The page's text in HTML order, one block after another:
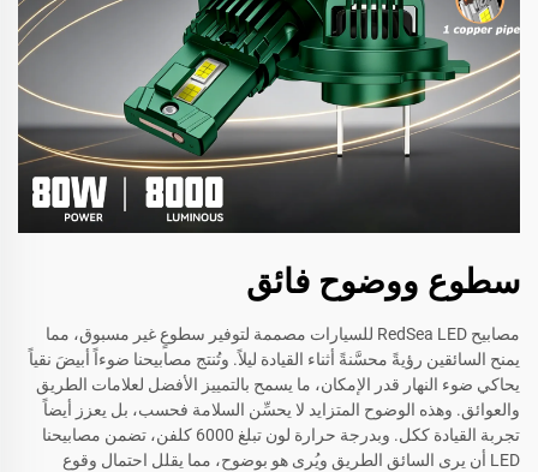
سطوع ووضوح فائق
مصابيح RedSea LED للسيارات مصممة لتوفير سطوعٍ غير مسبوق، مما
يمنح السائقين رؤيةً محسَّنةً أثناء القيادة ليلاً. وتُنتج مصابيحنا ضوءاً أبيضَ نقياً
يحاكي ضوء النهار قدر الإمكان، ما يسمح بالتمييز الأفضل لعلامات الطريق
والعوائق. وهذه الوضوح المتزايد لا يحسِّن السلامة فحسب، بل يعزز أيضاً
تجربة القيادة ككل. وبدرجة حرارة لون تبلغ 6000 كلفن، تضمن مصابيحنا
LED أن يرى السائق الطريق ويُرى هو بوضوح، مما يقلل احتمال وقوع